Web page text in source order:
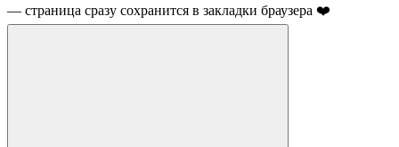
— страница сразу сохранится в закладки браузера ❤️